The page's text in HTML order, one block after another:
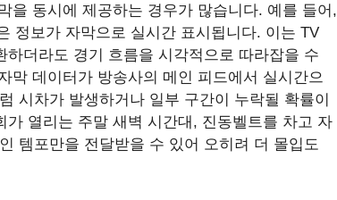
을 동시에 제공하는 경우가 많습니다. 예를 들어,
정보가 자막으로 실시간 표시됩니다. 이는 TV
더라도 경기 흐름을 시각적으로 따라잡을 수
막 데이터가 방송사의 메인 피드에서 실시간으
시차가 발생하거나 일부 구간이 누락될 확률이
열리는 주말 새벽 시간대, 진동벨트를 차고 자
템포만을 전달받을 수 있어 오히려 더 몰입도